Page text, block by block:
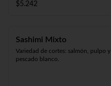
$5.242
Sashimi Mixto
Variedad de cortes: salmón, pulpo y
pescado blanco.